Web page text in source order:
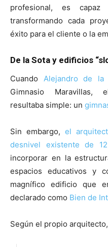
profesional, es
transformando cada
éxito para el cliente o la
De la Sota y edificios
Cuando Alejandro de la
Gimnasio Maravillas,
resultaba simple: un
Sin embargo, el
desnivel existente de
incorporar en la
espacios educativos y
magnífico edificio que
declarado como Bien de
Según el propio